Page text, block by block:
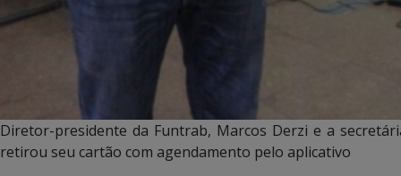
Diretor-presidente da Funtrab, Marcos Derzi e a
retirou seu cartão com agendamento pelo aplicativo